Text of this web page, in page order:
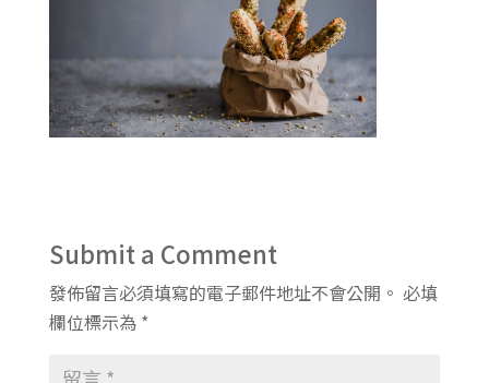
Submit a Comment
發佈留言必須填寫的電子郵件地址不會公開。 必填
欄位標示為 *